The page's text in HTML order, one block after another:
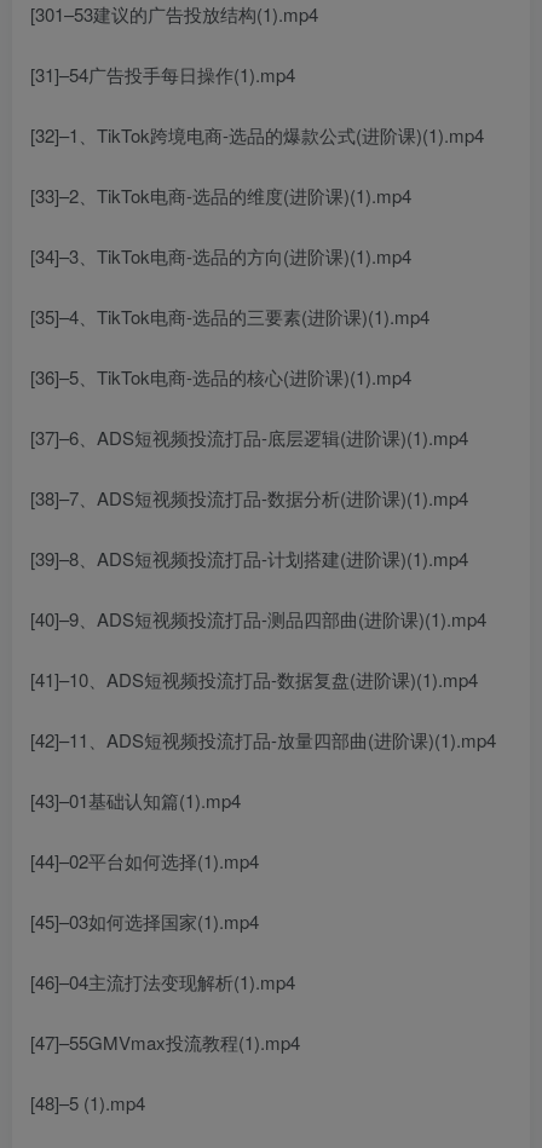
[301–53建议的广告投放结构(1).mp4
[31]–54广告投手每日操作(1).mp4
[32]–1、TikTok跨境电商-选品的爆款公式(进阶课)(1).mp4
[33]–2、TikTok电商-选品的维度(进阶课)(1).mp4
[34]–3、TikTok电商-选品的方向(进阶课)(1).mp4
[35]–4、TikTok电商-选品的三要素(进阶课)(1).mp4
[36]–5、TikTok电商-选品的核心(进阶课)(1).mp4
[37]–6、ADS短视频投流打品-底层逻辑(进阶课)(1).mp4
[38]–7、ADS短视频投流打品-数据分析(进阶课)(1).mp4
[39]–8、ADS短视频投流打品-计划搭建(进阶课)(1).mp4
[40]–9、ADS短视频投流打品-测品四部曲(进阶课)(1).mp4
[41]–10、ADS短视频投流打品-数据复盘(进阶课)(1).mp4
[42]–11、ADS短视频投流打品-放量四部曲(进阶课)(1).mp4
[43]–01基础认知篇(1).mp4
[44]–02平台如何选择(1).mp4
[45]–03如何选择国家(1).mp4
[46]–04主流打法变现解析(1).mp4
[47]–55GMVmax投流教程(1).mp4
[48]–5 (1).mp4